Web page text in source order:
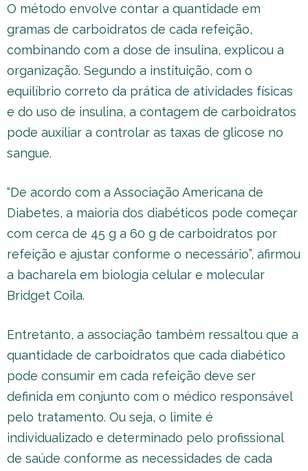
O método envolve contar a quantidade em
gramas de carboidratos de cada refeição,
combinando com a dose de insulina, explicou a
organização. Segundo a instituição, com o
equilíbrio correto da prática de atividades físicas
e do uso de insulina, a contagem de carboidratos
pode auxiliar a controlar as taxas de glicose no
sangue.
“De acordo com a Associação Americana de
Diabetes, a maioria dos diabéticos pode começar
com cerca de 45 g a 60 g de carboidratos por
refeição e ajustar conforme o necessário”, afirmou
a bacharela em biologia celular e molecular
Bridget Coila.
Entretanto, a associação também ressaltou que a
quantidade de carboidratos que cada diabético
pode consumir em cada refeição deve ser
definida em conjunto com o médico responsável
pelo tratamento. Ou seja, o limite é
individualizado e determinado pelo profissional
de saúde conforme as necessidades de cada